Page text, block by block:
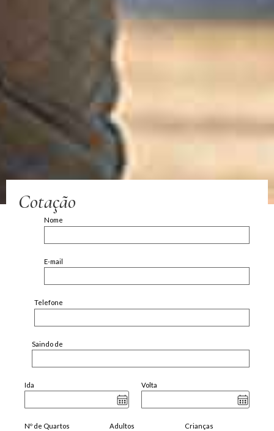
Cotação
Nome
E-mail
Telefone
Saindo de
Ida Volta
Nº de Quartos Adultos Crianças